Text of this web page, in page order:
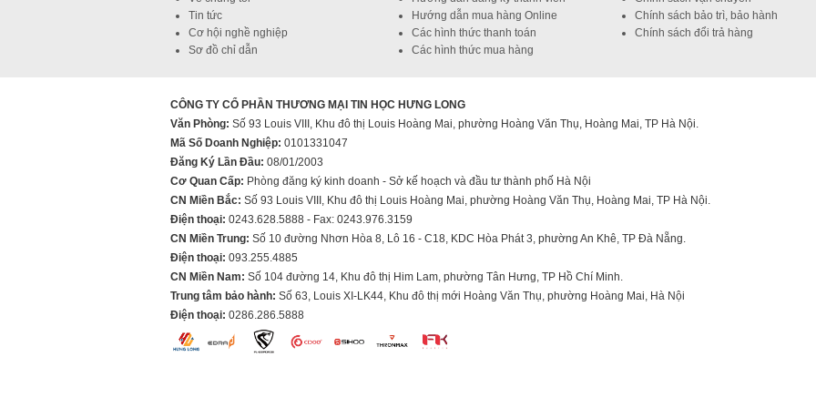
Tin tức
Cơ hội nghề nghiệp
Sơ đồ chỉ dẫn
Hướng dẫn mua hàng Online
Các hình thức thanh toán
Các hình thức mua hàng
Chính sách bảo trì, bảo hành
Chính sách đổi trả hàng
CÔNG TY CỔ PHẦN THƯƠNG MẠI TIN HỌC HƯNG LONG
Văn Phòng: Số 93 Louis VIII, Khu đô thị Louis Hoàng Mai, phường Hoàng Văn Thụ, Hoàng Mai, TP Hà Nội.
Mã Số Doanh Nghiệp: 0101331047
Đăng Ký Lần Đầu: 08/01/2003
Cơ Quan Cấp: Phòng đăng ký kinh doanh - Sở kế hoạch và đầu tư thành phố Hà Nội
CN Miền Bắc: Số 93 Louis VIII, Khu đô thị Louis Hoàng Mai, phường Hoàng Văn Thụ, Hoàng Mai, TP Hà Nội.
Điện thoại: 0243.628.5888 - Fax: 0243.976.3159
CN Miền Trung: Số 10 đường Nhơn Hòa 8, Lô 16 - C18, KDC Hòa Phát 3, phường An Khê, TP Đà Nẵng.
Điện thoại: 093.255.4885
CN Miền Nam: Số 104 đường 14, Khu đô thị Him Lam, phường Tân Hưng, TP Hồ Chí Minh.
Trung tâm bảo hành: Số 63, Louis XI-LK44, Khu đô thị mới Hoàng Văn Thụ, phường Hoàng Mai, Hà Nội
Điện thoại: 0286.286.5888